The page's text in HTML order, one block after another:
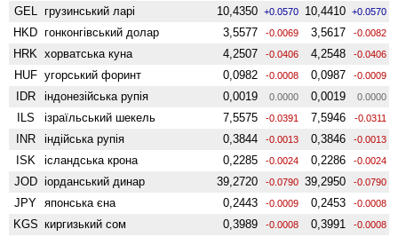
GEL грузинський ларі 10,4350 +0.0570 10,4410 +0.0570
HKD гонконгівський долар 3,5577 -0.0069 3,5617 -0.0082
HRK хорватська куна 4,2507 -0.0406 4,2548 -0.0406
HUF угорський форинт 0,0982 -0.0008 0,0987 -0.0009
IDR індонезійська рупія 0,0019 0.0000 0,0019 0.0000
ILS ізраїльський шекель 7,5575 -0.0391 7,5946 -0.0311
INR індійська рупія 0,3844 -0.0013 0,3846 -0.0013
ISK ісландська крона 0,2285 -0.0024 0,2286 -0.0024
JOD іорданський динар 39,2720 -0.0790 39,2950 -0.0790
JPY японська єна 0,2443 -0.0009 0,2453 -0.0008
KGS киргизький сом 0,3989 -0.0008 0,3991 -0.0008